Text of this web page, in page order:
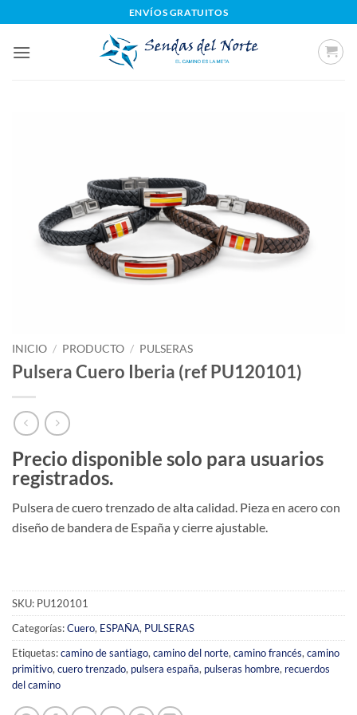
al
contenido
ENVÍOS GRATUITOS
INICIO / PRODUCTO / PULSERAS
Pulsera Cuero Iberia (ref PU120101)
Precio disponible solo para usuarios
registrados.
Pulsera de cuero trenzado de alta calidad. Pieza en acero con
diseño de bandera de España y cierre ajustable.
SKU: PU120101
Categorías:Cuero, ESPAÑA, PULSERAS
Etiquetas:camino de santiago, camino del norte, camino francés, camino
primitivo, cuero trenzado, pulsera españa, pulseras hombre, recuerdos
del camino